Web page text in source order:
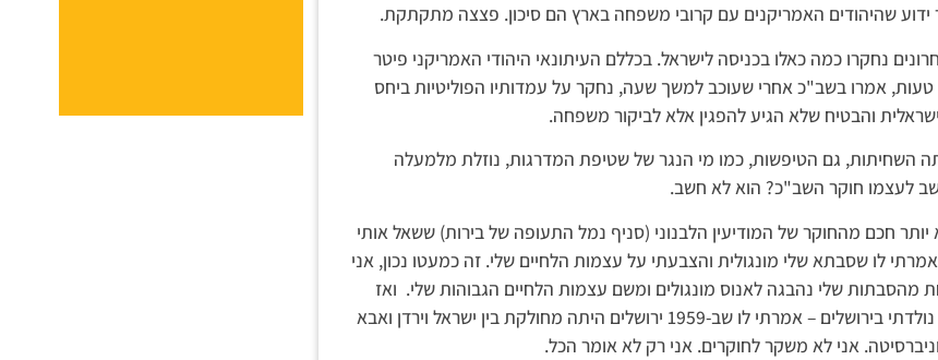
ידוע שהיהודים האמריקנים עם קרובי משפחה בארץ הם סיכון. פצצה מתקתקת.
נחקרו כמה כאלו בכניסה לישראל. בכללם העיתונאי היהודי האמריקני פיטר
טעות, אמרו בשב"כ אחרי שעוכב למשך שעה, נחקר על עמדותיו הפוליטיות ביחס
והבטיח שלא הגיע להפגין אלא לביקור משפחה.
השחיתות, גם הטיפשות, כמו מי הנגר של שטיפת המדרגות, נוזלת מלמעלה
לעצמו חוקר השב"כ? הוא לא חשב.
חכם מהחוקר של המודיעין הלבנוני (סניף נמל התעופה של בירות) ששאל אותי
לו שסבתא שלי מונגולית והצבעתי על עצמות הלחיים שלי. זה כמעטו נכון, אני
מהסבתות שלי נהבגה לאנוס מונגולים ומשם עצמות הלחיים הגבוהות שלי. ואז
הוא שאל איך נולדתי בירושלים – אמרתי לו שב-1959 ירושלים היתה מחולקת בין ישראל וירדן ואבא
אני לא משקר לחוקרים. אני רק לא אומר הכל.